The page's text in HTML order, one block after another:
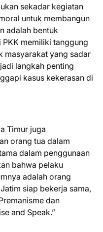
sekadar kegiatan
untuk membangun
adalah bentuk
memiliki tanggung
masyarakat yang sadar
langkah penting
kasus kekerasan di
Timur juga
orang tua dalam
dalam penggunaan
bahwa pelaku
adalah orang
siap bekerja sama,
dan
and Speak.”